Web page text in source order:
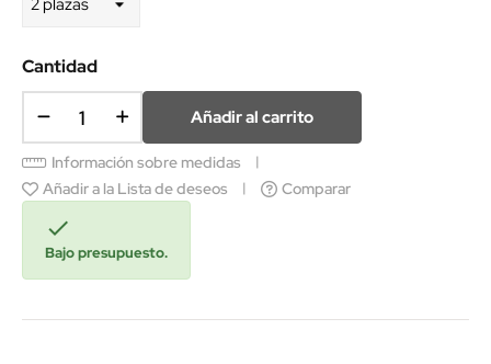
Cantidad
Añadir al carrito
Información sobre medidas
Añadir a la Lista de deseos
Comparar

Bajo presupuesto.